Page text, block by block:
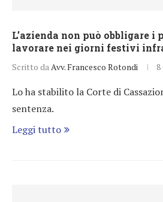
L’azienda non può obbligare
lavorare nei giorni festivi
Scritto da Avv. Francesco Rotondi 8
Lo ha stabilito la Corte di
sentenza.
Leggi tutto